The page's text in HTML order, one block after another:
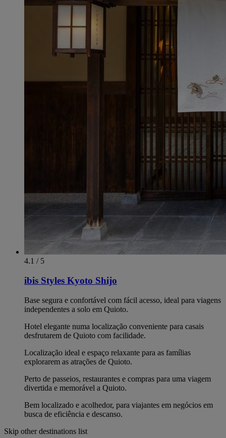
4.1 / 5
ibis Styles Kyoto Shijo
Base segura e confortável com fácil acesso, ideal para viagens
independentes a solo em Quioto.
Hotel elegante numa localização conveniente para casais
desfrutarem de Quioto com facilidade.
Localização ideal e espaço relaxante para as famílias
explorarem as atrações de Quioto.
Perto de passeios, restaurantes e compras para uma viagem
divertida e memorável a Quioto.
Bem localizado e acolhedor, para viajantes em negócios em
busca de eficiência e descanso.
Skip other destinations list